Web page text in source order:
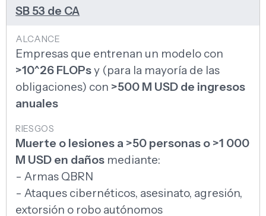
SB 53 de CA
Empresas que entrenan un modelo con
>10^26 FLOPsy (para la mayoría de las
obligaciones) con >500 M USD de ingresos
anuales
Muerte o lesiones a >50 personas o >1 000
M USD en daños mediante:
- Armas QBRN
- Ataques cibernéticos, asesinato, agresión,
extorsión o robo autónomos